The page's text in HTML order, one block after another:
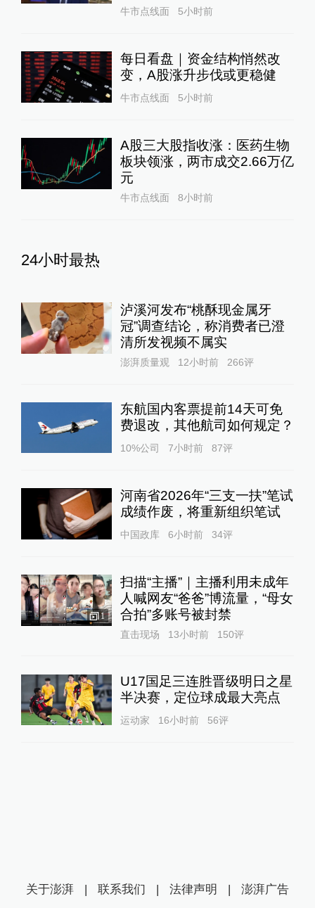
牛市点线面 5小时前
每日看盘｜资金结构悄然改
变，A股涨升步伐或更稳健
牛市点线面 5小时前
A股三大股指收涨：医药生物
板块领涨，两市成交2.66万亿
元
牛市点线面 8小时前
24小时最热
泸溪河发布“桃酥现金属牙
冠”调查结论，称消费者已澄
清所发视频不属实
澎湃质量观 12小时前 266评
东航国内客票提前14天可免
费退改，其他航司如何规定？
10%公司 7小时前 87评
河南省2026年“三支一扶”笔试
成绩作废，将重新组织笔试
中国政库 6小时前 34评
1
扫描“主播”｜主播利用未成年
人喊网友“爸爸”博流量，“母女
合拍”多账号被封禁
直击现场 13小时前 150评
U17国足三连胜晋级明日之星
半决赛，定位球成最大亮点
运动家 16小时前 56评
关于澎湃 | 联系我们 | 法律声明 | 澎湃广告